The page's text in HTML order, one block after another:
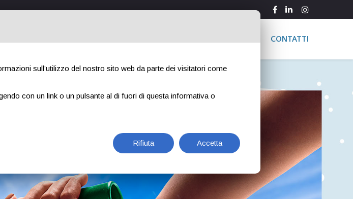
CONTATTI
sull’utilizzo del nostro sito web da parte dei visitatori come
con un link o un pulsante al di fuori di questa informativa o
Rifiuta Accetta